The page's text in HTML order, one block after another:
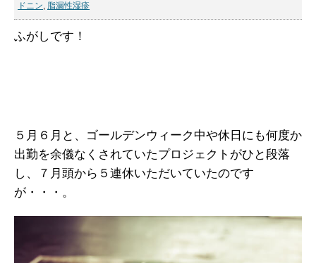
ドニン, 脂漏性湿疹
ふがしです！
５月６月と、ゴールデンウィーク中や休日にも何度か
出勤を余儀なくされていたプロジェクトがひと段落
し、７月頭から５連休いただいていたのです
が・・・。